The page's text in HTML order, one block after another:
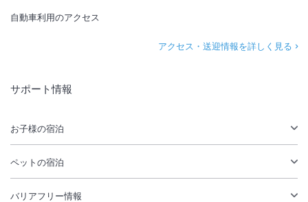
自動車利用のアクセス
アクセス・送迎情報を詳しく見る
サポート情報
お子様の宿泊
ペットの宿泊
バリアフリー情報